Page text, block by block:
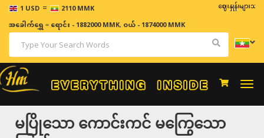
1 USD = 2110 MMK ဈေးနှုန်းများသည်
အခေါက်ရွှေ=ရောင်း - 1882000 MMK, ဝယ် - 1874000 MMK
မပြိုသော ကောင်းကင် မကြွေသော